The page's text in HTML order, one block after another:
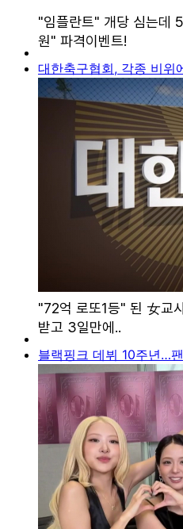
대한축구협회, 각종 비
블랙핑크 데뷔 10주년…